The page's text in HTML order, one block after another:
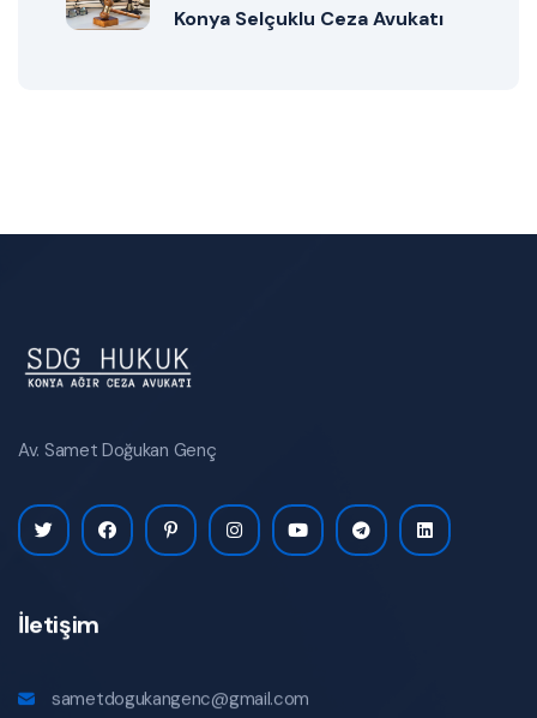
Konya Selçuklu Ceza Avukatı
Av. Samet Doğukan Genç
İletişim
sametdogukangenc@gmail.com